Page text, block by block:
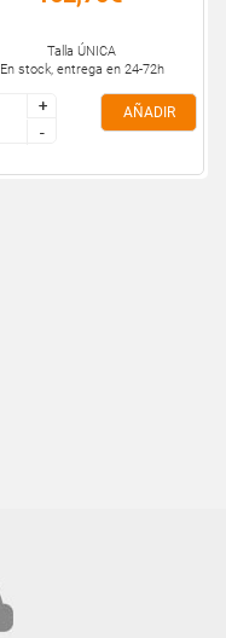
Talla ÚNICA
En stock, entrega en 24-72h
+
-
+
-
AÑADIR